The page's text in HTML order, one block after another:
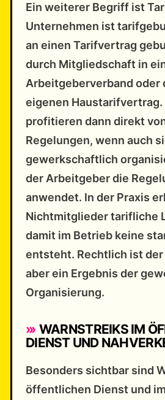
Ein weiterer Begriff ist
Unternehmen ist
an einen Tarifvertrag
durch Mitgliedschaft in
Arbeitgeberverband oder
eigenen
profitieren dann direkt
Regelungen, wenn auch
gewerkschaftlich
der Arbeitgeber die
anwendet. In der Praxis
Nichtmitglieder tarifliche
damit im Betrieb keine
entsteht. Rechtlich ist
aber ein Ergebnis der
Organisierung.
WARNSTREIKS IM
DIENST UND
Besonders sichtbar sind
öffentlichen Dienst und